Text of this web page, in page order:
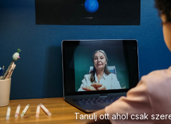
Tanulj ott ahol csak